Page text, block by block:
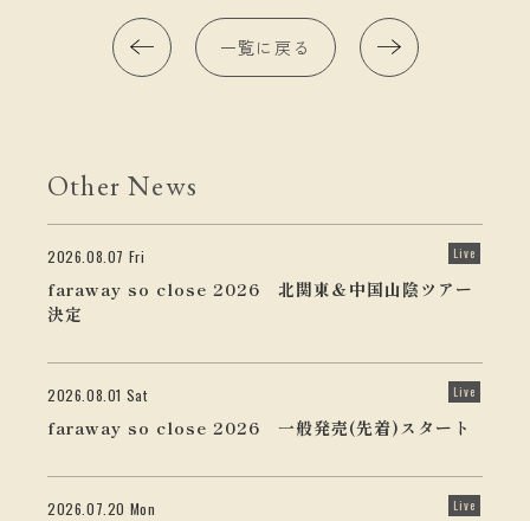
一覧に戻る
Other News
2026.08.07 Fri Live
faraway so close 2026 北関東＆中国山陰ツアー
決定
2026.08.01 Sat Live
faraway so close 2026 一般発売(先着)スタート
2026.07.20 Mon Live